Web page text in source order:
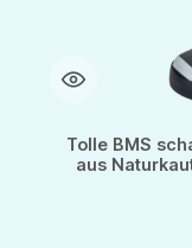
Tolle BMS
aus